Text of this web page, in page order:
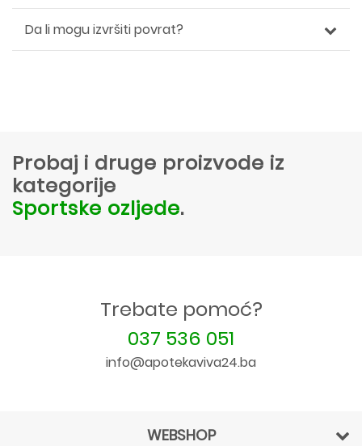
Da li mogu izvršiti povrat?
Probaj i druge proizvode iz
kategorije
Sportske ozljede.
Trebate pomoć?
037 536 051
info@apotekaviva24.ba
WEBSHOP